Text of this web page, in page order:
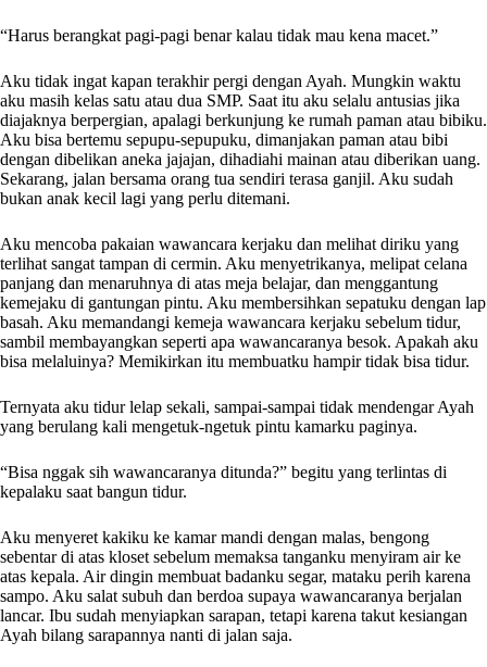
“Harus berangkat pagi-pagi benar kalau tidak mau kena macet.”
Aku tidak ingat kapan terakhir pergi dengan Ayah. Mungkin waktu
aku masih kelas satu atau dua SMP. Saat itu aku selalu antusias jika
diajaknya berpergian, apalagi berkunjung ke rumah paman atau bibiku.
Aku bisa bertemu sepupu-sepupuku, dimanjakan paman atau bibi
dengan dibelikan aneka jajajan, dihadiahi mainan atau diberikan uang.
Sekarang, jalan bersama orang tua sendiri terasa ganjil. Aku sudah
bukan anak kecil lagi yang perlu ditemani.
Aku mencoba pakaian wawancara kerjaku dan melihat diriku yang
terlihat sangat tampan di cermin. Aku menyetrikanya, melipat celana
panjang dan menaruhnya di atas meja belajar, dan menggantung
kemejaku di gantungan pintu. Aku membersihkan sepatuku dengan lap
basah. Aku memandangi kemeja wawancara kerjaku sebelum tidur,
sambil membayangkan seperti apa wawancaranya besok. Apakah aku
bisa melaluinya? Memikirkan itu membuatku hampir tidak bisa tidur.
Ternyata aku tidur lelap sekali, sampai-sampai tidak mendengar Ayah
yang berulang kali mengetuk-ngetuk pintu kamarku paginya.
“Bisa nggak sih wawancaranya ditunda?” begitu yang terlintas di
kepalaku saat bangun tidur.
Aku menyeret kakiku ke kamar mandi dengan malas, bengong
sebentar di atas kloset sebelum memaksa tanganku menyiram air ke
atas kepala. Air dingin membuat badanku segar, mataku perih karena
sampo. Aku salat subuh dan berdoa supaya wawancaranya berjalan
lancar. Ibu sudah menyiapkan sarapan, tetapi karena takut kesiangan
Ayah bilang sarapannya nanti di jalan saja.